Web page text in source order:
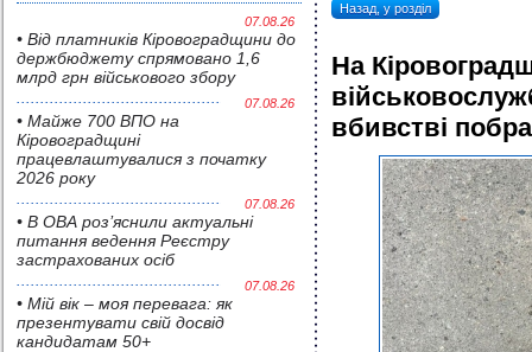
07.08.26
• Від платників Кіровоградщини до
держбюджету спрямовано 1,6
млрд грн військового збору
07.08.26
• Майже 700 ВПО на
Кіровоградщині
працевлаштувалися з початку
2026 року
07.08.26
• В ОВА роз’яснили актуальні
питання ведення Реєстру
застрахованих осіб
07.08.26
• Мій вік – моя перевага: як
презентувати свій досвід
кандидатам 50+
Назад, у розділ
На
вбивстві